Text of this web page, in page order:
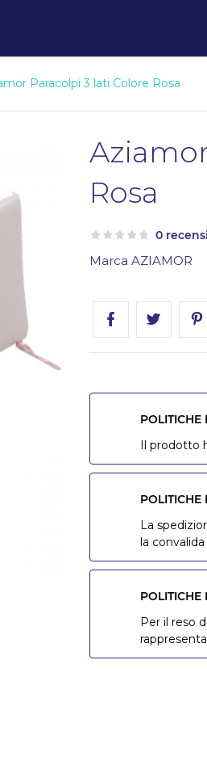
Paracolpi 3 lati Colore Rosa
Rosa
0
Marca AZIAMOR
POLITICHE
Il prodotto
POLITICHE
La
la
POLITICHE
Per il reso